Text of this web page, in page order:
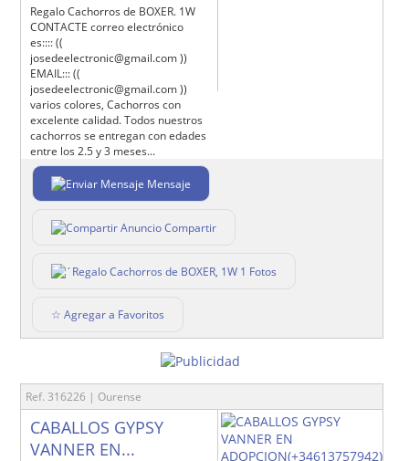
Regalo Cachorros de BOXER. 1W
CONTACTE correo electrónico
es:::: ((
josedeelectronic@gmail.com ))
EMAIL::: ((
josedeelectronic@gmail.com ))
varios colores, Cachorros con
excelente calidad. Todos nuestros
cachorros se entregan con edades
entre los 2.5 y 3 meses...
Mensaje
Compartir
1 Fotos
☆ Agregar a Favoritos
Ref. 316226 | Ourense
CABALLOS GYPSY
VANNER EN...